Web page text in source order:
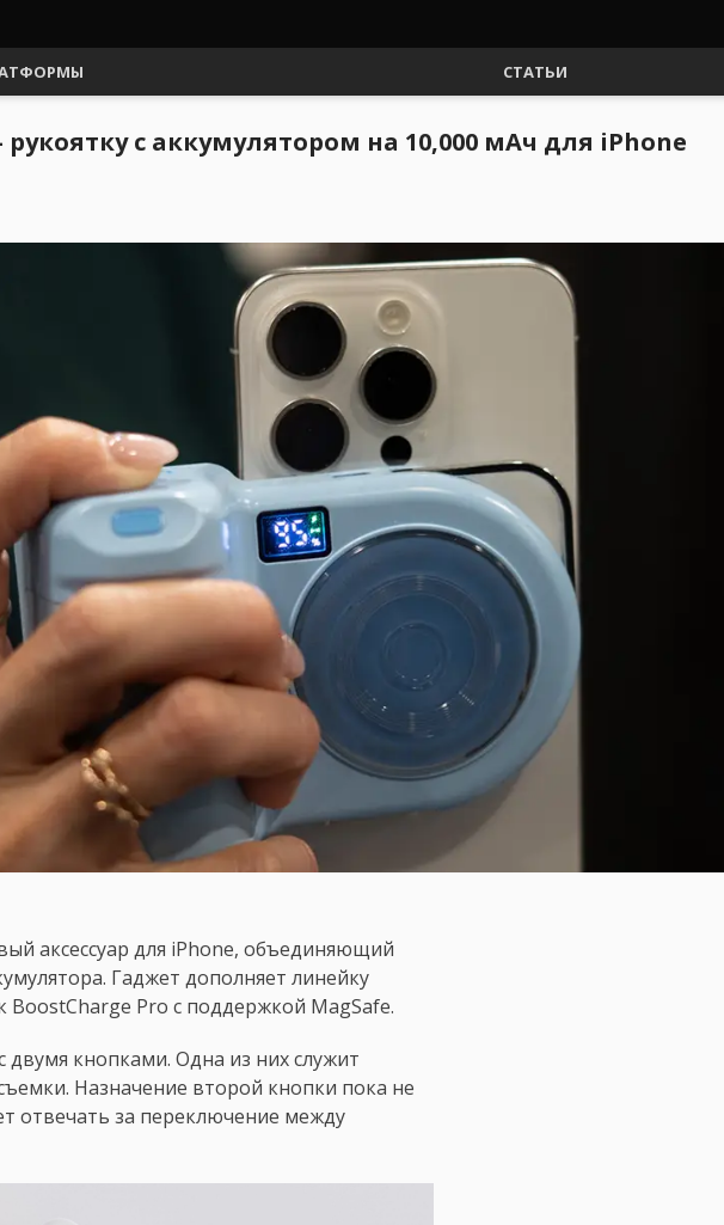
СТАТЬИ
с аккумулятором на 10,000 мАч для iPhone
аксессуар для iPhone, объединяющий
Гаджет дополняет линейку
Pro с поддержкой MagSafe.
кнопками. Одна из них служит
Назначение второй кнопки пока не
отвечать за переключение между